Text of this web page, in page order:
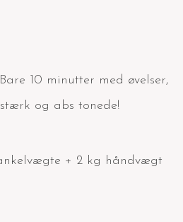
10 minutter med øvelser,
og abs tonede!
+ 2 kg håndvægt